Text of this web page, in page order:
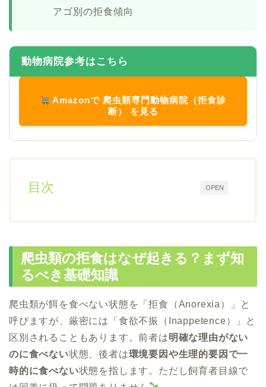
アゴ別の拒食傾向
動物病院参考はこちら
Amazonで 爬虫類専門動物病院（拒食診
断） を見る
OPEN
目次
爬虫類の拒食はなぜ起きる？まず知
るべき基礎知識
爬虫類が餌を食べない状態を「拒食（Anorexia）」と
呼びますが、厳密には「食欲不振（Inappetence）」と
区別されることもあります。前者は明確な理由がない
のに食べない状態、後者は環境要因や生理的要因で一
時的に食べない状態を指します。ただし飼育者目線で